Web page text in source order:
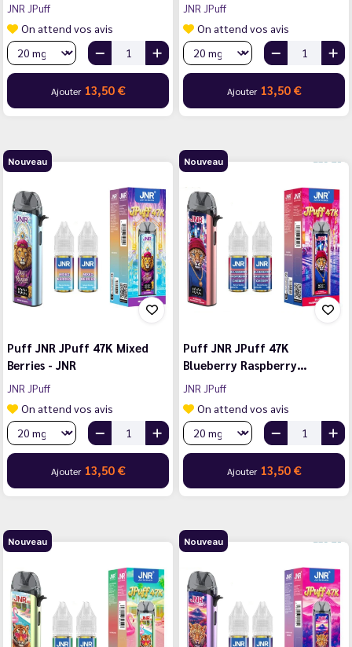
JNR JPuff
On attend vos avis
Ajouter 13,50 €
JNR JPuff
On attend vos avis
Ajouter 13,50 €
Nouveau
Puff JNR JPuff 47K Mixed
Berries - JNR
JNR JPuff
On attend vos avis
Ajouter 13,50 €
Nouveau
Puff JNR JPuff 47K
Blueberry Raspberry…
JNR JPuff
On attend vos avis
Ajouter 13,50 €
Nouveau Nouveau